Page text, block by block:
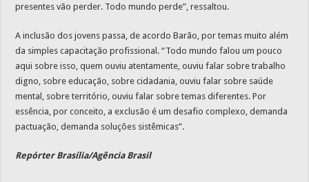
presentes vão perder. Todo mundo perde”, ressaltou.
A inclusão dos jovens passa, de acordo Barão, por temas muito além
da simples capacitação profissional. “Todo mundo falou um pouco
aqui sobre isso, quem ouviu atentamente, ouviu falar sobre trabalho
digno, sobre educação, sobre cidadania, ouviu falar sobre saúde
mental, sobre território, ouviu falar sobre temas diferentes. Por
essência, por conceito, a exclusão é um desafio complexo, demanda
pactuação, demanda soluções sistêmicas”.
Repórter Brasília/Agência Brasil